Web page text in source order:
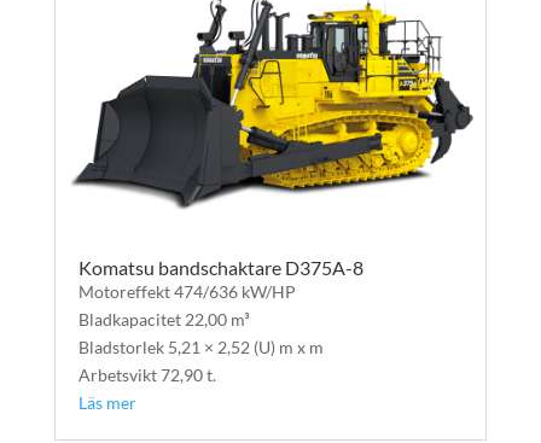
Komatsu bandschaktare D375A-8
Motoreffekt 474/636 kW/HP
Bladkapacitet 22,00 m³
Bladstorlek 5,21 × 2,52 (U) m x m
Arbetsvikt 72,90 t.
Läs mer